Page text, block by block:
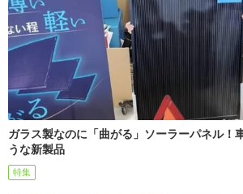
ガラス製なのに「曲がる」ソーラーパネル！
うな新製品
特集